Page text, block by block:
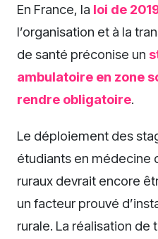
En France, la loi de
l’organisation et à la
de santé préconise un
ambulatoire en zone
rendre obligatoire.
Le déploiement des
étudiants en médecine
ruraux devrait encore
un facteur prouvé
rurale. La réalisation de